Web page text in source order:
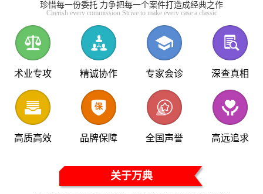
珍惜每一份委托 力争把每一个案件打造成经典之作
Cherish every commission Strive to make every case a classic
术业专攻 精诚协作 专家会诊 深查真相
高质高效 品牌保障 全国声誉 高远追求
关于万典